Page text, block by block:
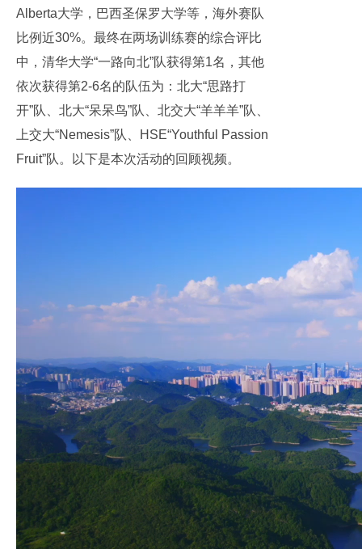
Alberta大学，巴西圣保罗大学等，海外赛队
比例近30%。最终在两场训练赛的综合评比
中，清华大学“一路向北”队获得第1名，其他
依次获得第2-6名的队伍为：北大“思路打
开”队、北大“呆呆鸟”队、北交大“羊羊羊”队、
上交大“Nemesis”队、HSE“Youthful Passion
Fruit”队。以下是本次活动的回顾视频。